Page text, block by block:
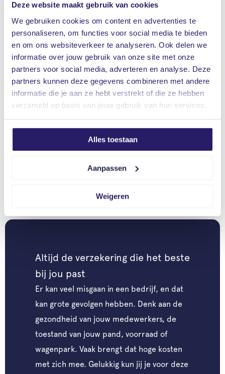
Deze website maakt gebruik van cookies
We gebruiken cookies om content en advertenties te
personaliseren, om functies voor social media te bieden
en om ons websiteverkeer te analyseren. Ook delen we
informatie over jouw gebruik van onze site met onze
partners voor social media, adverteren en analyse. Deze
partners kunnen deze gegevens combineren met andere
informatie die je aan ze hebt verstrekt of die ze hebben
verzameld op basis van jouw gebruik van hun services.
Alles toestaan
Aanpassen
Weigeren
Preventie
Lees meer
Brochures
Lees meer
Bekijken
Altijd de verzekering die het beste
bij jou past
Er kan veel misgaan in een bedrijf, en dat
kan grote gevolgen hebben. Denk aan de
gezondheid van jouw medewerkers, de
toestand van jouw pand, voorraad of
wagenpark. Vaak brengt dat hoge kosten
met zich mee. Gelukkig kun jij je voor deze